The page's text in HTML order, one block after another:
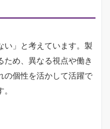
い」と考えています。製
ため、異なる視点や働き
の個性を活かして活躍で